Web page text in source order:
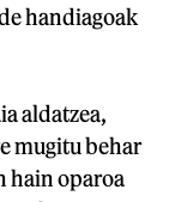
handiagoak
aldatzea,
mugitu behar
hain oparoa